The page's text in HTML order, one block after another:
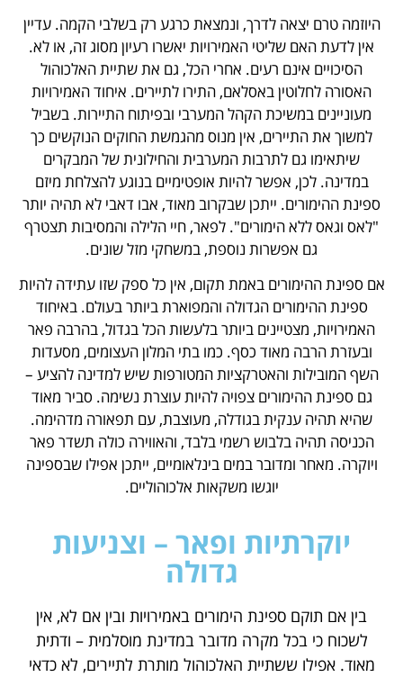
היוזמה טרם יצאה לדרך, ונמצאת כרגע רק בשלבי הקמה. עדיין
אין לדעת האם שליטי האמירויות יאשרו רעיון מסוג זה, או לא.
הסיכויים אינם רעים. אחרי הכל, גם את שתיית האלכוהול
האסורה לחלוטין באסלאם, התירו לתיירים. איחוד האמירויות
מעוניינים במשיכת הקהל המערבי ובפיתוח התיירות. בשביל
למשוך את התיירים, אין מנוס מהגמשת החוקים הנוקשים כך
שיתאימו גם לתרבות המערבית והחילונית של המבקרים
במדינה. לכן, אפשר להיות אופטימיים בנוגע להצלחת מיזם
ספינת ההימורים. ייתכן שבקרוב מאוד, אבו דאבי לא תהיה יותר
"לאס וגאס ללא הימורים". לפאר, חיי הלילה והמסיבות תצטרף
גם אפשרות נוספת, במשחקי מזל שונים.
אם ספינת ההימורים באמת תקום, אין כל ספק שזו עתידה להיות
ספינת ההימורים הגדולה והמפוארת ביותר בעולם. באיחוד
האמירויות, מצטיינים ביותר בלעשות הכל בגדול, בהרבה פאר
ובעזרת הרבה מאוד כסף. כמו בתי המלון העצומים, מסעדות
השף המובילות והאטרקציות המטורפות שיש למדינה להציע –
גם ספינת ההימורים צפויה להיות עוצרת נשימה. סביר מאוד
שהיא תהיה ענקית בגודלה, מעוצבת, עם תפאורה מדהימה.
הכניסה תהיה בלבוש רשמי בלבד, והאווירה כולה תשדר פאר
ויוקרה. מאחר ומדובר במים בינלאומיים, ייתכן אפילו שבספינה
יוגשו משקאות אלכוהוליים.
יוקרתיות ופאר – וצניעות
גדולה
בין אם תוקם ספינת הימורים באמירויות ובין אם לא, אין
לשכוח כי בכל מקרה מדובר במדינת מוסלמית – ודתית
מאוד. אפילו ששתיית האלכוהול מותרת לתיירים, לא כדאי